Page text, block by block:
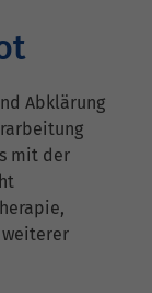
Abklärung
mit der
weiterer